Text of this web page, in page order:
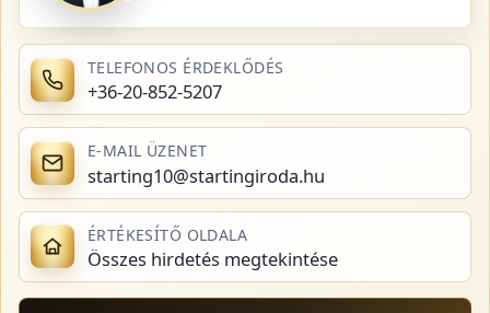
TELEFONOS ÉRDEKLŐDÉS
+36-20-852-5207
E-MAIL ÜZENET
starting10@startingiroda.hu
ÉRTÉKESÍTŐ OLDALA
Összes hirdetés megtekintése